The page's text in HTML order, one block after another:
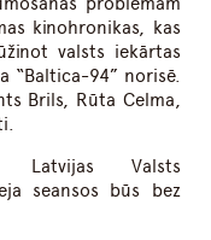
kinohronikas, kas
valsts iekārtas
“Baltica-94” norisē.
Brils, Rūta Celma,
Latvijas Valsts
seansos būs bez